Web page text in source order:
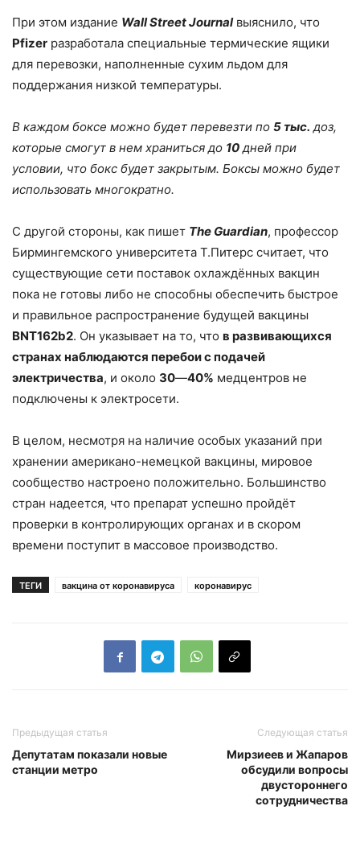
При этом издание WallStreetJournalвыяснило, что
Pfizer разработала специальные термические ящики
для перевозки, наполненные сухим льдом для
поддержания низкой температуры.
В каждом боксе можно будет перевезти по 5 тыс. доз,
которые смогут в нем храниться до 10дней при
условии, что бокс будет закрытым. Боксы можно будет
использовать многократно.
С другой стороны, как пишет The Guardian, профессор
Бирмингемского университета Т.Питерс считает, что
существующие сети поставок охлаждённых вакцин
пока не готовы либо не способны обеспечить быстрое
и правильное распространение будущей вакцины
BNT162b2. Он указывает на то, что в развивающихся
странах наблюдаются перебои с подачей
электричества, и около 30—40% медцентров не
подключены к электросети.
В целом, несмотря на наличие особых указаний при
хранении американо-немецкой вакцины, мировое
сообщество настроено положительно. Большинство
стран надеется, что препарат успешно пройдёт
проверки в контролирующих органах и в скором
времени поступит в массовое производство.
ТЕГИ вакцина от коронавируса коронавирус
Предыдущая статья
Депутатам показали новые
станции метро
Следующая статья
Мирзиеев и Жапаров
обсудили вопросы
двустороннего
сотрудничества